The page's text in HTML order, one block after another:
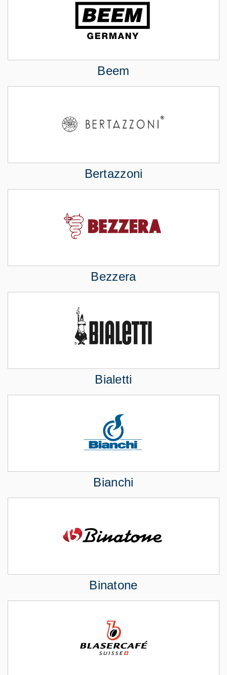
Beem
Bertazzoni
Bezzera
Bialetti
Bianchi
Binatone